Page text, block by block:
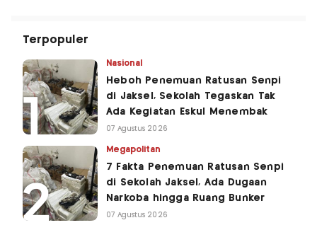
Terpopuler
Nasional
Heboh Penemuan Ratusan Senpi
di Jaksel, Sekolah Tegaskan Tak
Ada Kegiatan Eskul Menembak
07 Agustus 2026
Megapolitan
7 Fakta Penemuan Ratusan Senpi
di Sekolah Jaksel, Ada Dugaan
Narkoba hingga Ruang Bunker
07 Agustus 2026